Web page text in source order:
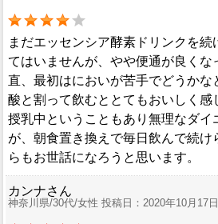
まだエッセンシア酵素ドリンクを続
てはいませんが、やや便通が良くな
直、最初はにおいが苦手でどうかな
酸と割って飲むととてもおいしく感
授乳中ということもあり無理なダイ
が、朝食置き換えで毎日飲んで続け
らもお世話になろうと思います。
カンナさん
神奈川県/30代/女性 投稿日：2020年10月17日